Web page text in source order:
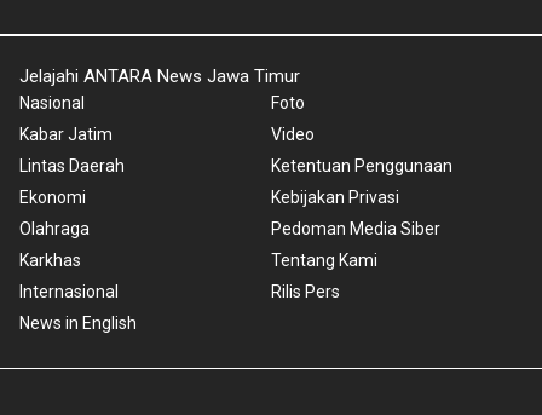
Jelajahi ANTARA News Jawa Timur
Nasional
Kabar Jatim
Lintas Daerah
Ekonomi
Olahraga
Karkhas
Internasional
News in English
Foto
Video
Ketentuan Penggunaan
Kebijakan Privasi
Pedoman Media Siber
Tentang Kami
Rilis Pers